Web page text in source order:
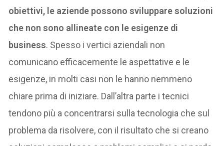
obiettivi, le aziende possono sviluppare soluzioni
che non sono allineate con le esigenze di
business. Spesso i vertici aziendali non
comunicano efficacemente le aspettative e le
esigenze, in molti casi non le hanno nemmeno
chiare prima di iniziare. Dall’altra parte i tecnici
tendono più a concentrarsi sulla tecnologia che sul
problema da risolvere, con il risultato che si creano